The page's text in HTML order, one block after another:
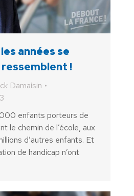
années se
!
Damaisin
enfants porteurs de
le chemin de l’école, aux
d’autres enfants. Et
de handicap n’ont